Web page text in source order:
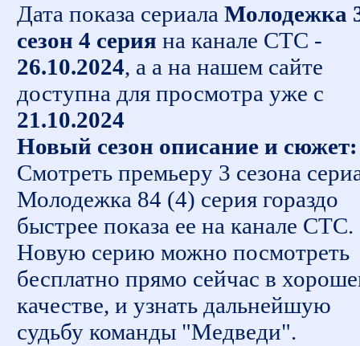
Дата показа сериала Молодежка
сезон 4 серия на канале СТС -
26.10.2024, а а на нашем сайте
доступна для просмотра уже с
21.10.2024
Новый сезон описание и сюжет:
Смотреть премьеру 3 сезона
Молодежка 84 (4) серия гораздо
быстрее показа ее на канале СТС.
Новую серию можно посмотреть
бесплатно прямо сейчас в
качестве, и узнать дальнейшую
судьбу команды "Медведи".